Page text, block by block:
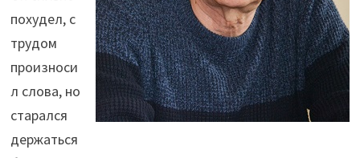
похудел, с
трудом
произноси
л слова, но
старался
держаться